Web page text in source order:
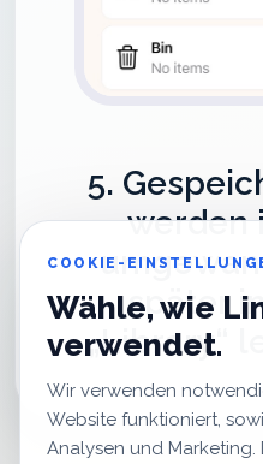
5.
werden
später
„Library“
COOKIE-
Wähle, wie
verwendet.
Wir verwenden
Website funktioniert,
Analysen und